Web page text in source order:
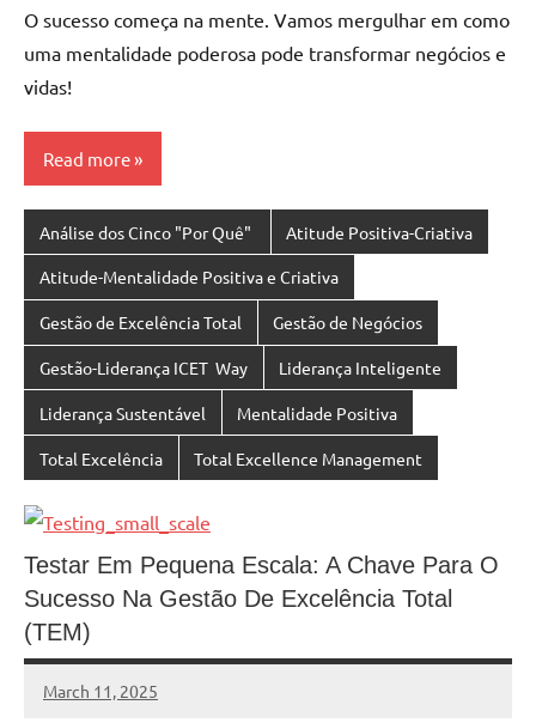
O sucesso começa na mente. Vamos mergulhar em como
uma mentalidade poderosa pode transformar negócios e
vidas!
Read more
Análise dos Cinco "Por Quê" Atitude Positiva-Criativa
Atitude-Mentalidade Positiva e Criativa
Gestão de Excelência Total Gestão de Negócios
Gestão-Liderança ICET Way Liderança Inteligente
Liderança Sustentável Mentalidade Positiva
Total Excelência Total Excellence Management
Testar Em Pequena Escala: A Chave Para O
Sucesso Na Gestão De Excelência Total
(TEM)
March 11, 2025
MyBelo
No